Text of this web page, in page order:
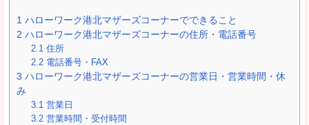
1 ハローワーク港北マザーズコーナーでできること
2 ハローワーク港北マザーズコーナーの住所・電話番号
2.1 住所
2.2 電話番号・FAX
3 ハローワーク港北マザーズコーナーの営業日・営業時間・休
み
3.1 営業日
3.2 営業時間・受付時間